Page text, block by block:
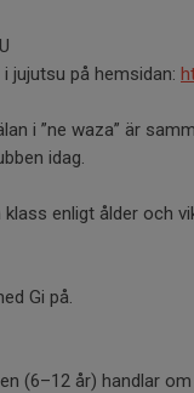
jujutsu på hemsidan:
i ”ne waza” är
idag.
enligt ålder och
Gi på.
(6–12 år) handlar